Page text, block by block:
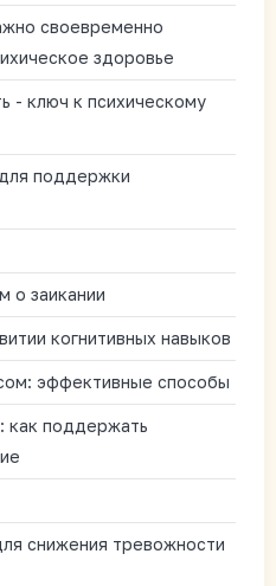
своевременно
здоровье
- ключ к психическому
поддержки
о заикании
когнитивных навыков
эффективные способы
как поддержать
снижения тревожности